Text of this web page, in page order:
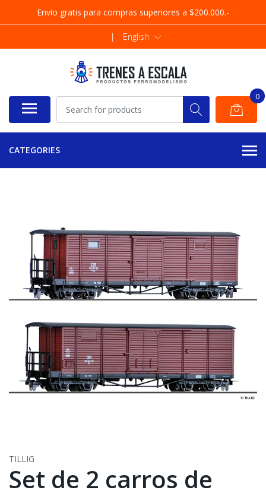
Envío gratis para compras superiores a $200.000.-
| English
0
CATEGORIES
TILLIG
Set de 2 carros de